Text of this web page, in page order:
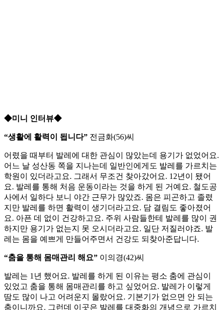
◆미니 인터뷰◆
“생활에 활력이 됩니다” 전금화(56)씨
어렸을 때부터 발레에 대한 관심이 많았는데 용기가 없었어요.
어느 날 성산동 쪽을 지나는데 일반인에게도 발레를 가르치는
학원이 있더라고요. 그래서 무조건 찾아갔어요. 12년이 됐어
요. 발레를 통해 처음 운동이라는 것을 하게 된 거예요. 철도공
사에서 일하다 보니 야간 근무가 많았죠. 몸은 피곤하고 졸렸
지만 발레를 하면 활력이 생기더라고요. 담 결림도 좋아졌어
요. 아픈 데 없이 건강하고요. 주위 사람들한테 발레를 많이 권
하지만 용기가 없는지 못 오시더라고요. 일단 저질러야죠. 발
레는 몸을 예쁘게 만들어주면서 건강도 되찾아준답니다.
“춤을 통해 몸매관리 해요” 이의경(42)씨
발레는 1년 했어요. 발레를 하게 된 이유는 평소 춤에 관심이
있었고 춤을 통해 몸매관리를 하고 싶었어요. 발레가 이렇게
땀도 많이 나고 어려운지 몰랐어요. 기본기가 없으면 안 되는
춤이니까요. 그런데 이곳은 발레를 대중화의 개념으로 가르치